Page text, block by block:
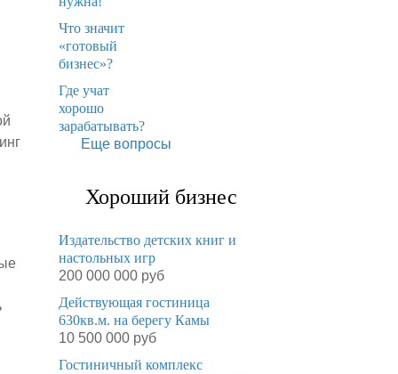
​Что значит
«готовый
бизнес»?
​Где учат
хорошо
зарабатывать?
Еще вопросы
Хороший бизнес
Издательство детских книг и
настольных игр
200 000 000 руб
Действующая гостиница
630кв.м. на берегу Камы
10 500 000 руб
Гостиничный комплекс